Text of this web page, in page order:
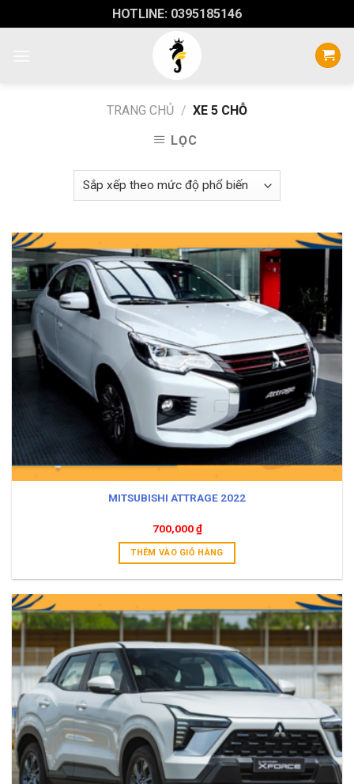
to
HOTLINE: 0395185146
TRANG CHỦ / XE 5 CHỖ
LỌC
MITSUBISHI ATTRAGE 2022
700,000₫
THÊM VÀO GIỎ HÀNG